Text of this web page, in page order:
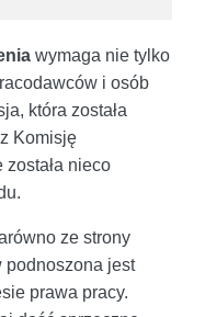
wymaga nie tylko
i osób
która została
Komisję
nieco
ze strony
podnoszona jest
prawa pracy.